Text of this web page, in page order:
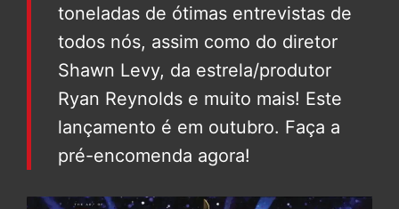
toneladas de ótimas entrevistas de
todos nós, assim como do diretor
Shawn Levy, da estrela/produtor
Ryan Reynolds e muito mais! Este
lançamento é em outubro. Faça a
pré-encomenda agora!